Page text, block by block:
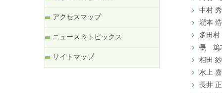
アクセスマップ
ニュース＆トピックス
サイトマップ
中村
瀧本
多田村
長 篤
相田
水上
長井